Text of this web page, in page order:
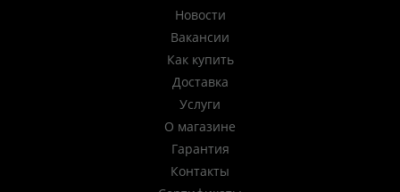
Новости
Вакансии
Как купить
Доставка
Услуги
О магазине
Гарантия
Контакты